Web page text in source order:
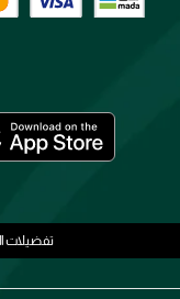
تفضيلات